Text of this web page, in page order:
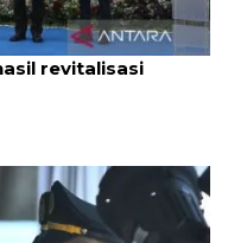
revitalisasi